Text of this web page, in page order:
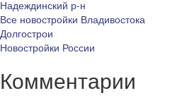
Надеждинский р-н
Все новостройки Владивостока
Долгострои
Новостройки России
Комментарии